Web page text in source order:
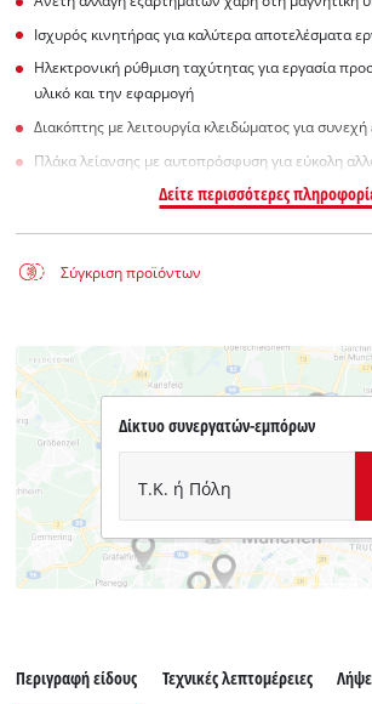
Ισχυρός κινητήρας για καλύτερα αποτελέσματα
Ηλεκτρονική ρύθμιση ταχύτητας για εργασία
υλικό και την εφαρμογή
Διακόπτης με λειτουργία κλειδώματος για συνεχή
Πλάκα λείανσης με αυτοπρόσφυση για εύκολη
Δείτε περισσότερες
Σύγκριση προϊόντων
Δίκτυο συνεργατών-εμπόρων
Τ.Κ. ή Πόλη
Περιγραφή είδους Τεχνικές λεπτομέρειες